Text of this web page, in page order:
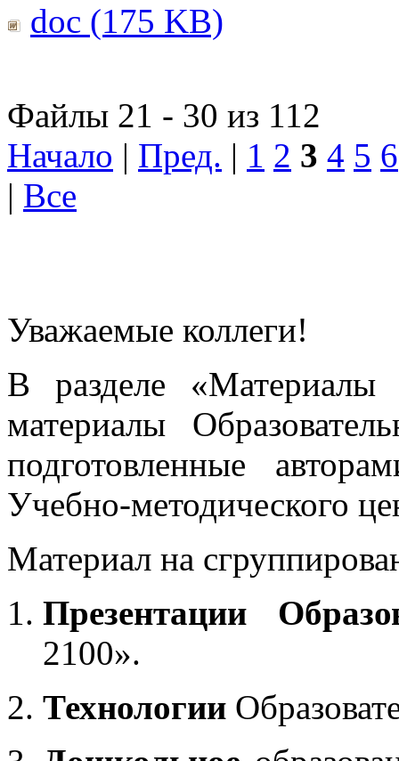
doc (175 KB)
Файлы 21 - 30 из 112
Начало | Пред. | 1 2 3 4 5 6
| Все
Уважаемые коллеги!
В разделе «Материалы
материалы
подготовленные
Учебно-методического
Материал на
Презентации
2100».
Технологии